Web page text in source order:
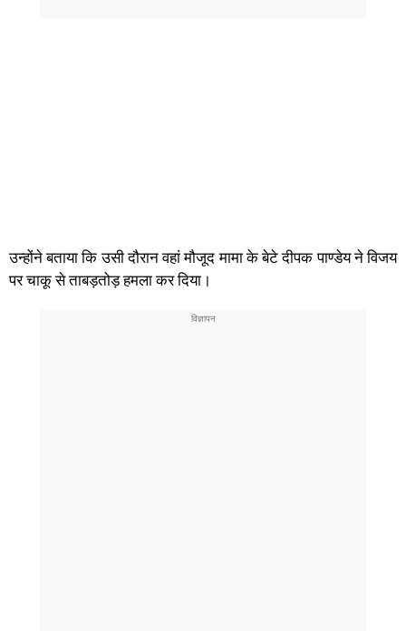
उन्होंने बताया कि उसी दौरान वहां मौजूद मामा के बेटे दीपक पाण्डेय ने विजय
पर चाकू से ताबड़तोड़ हमला कर दिया।